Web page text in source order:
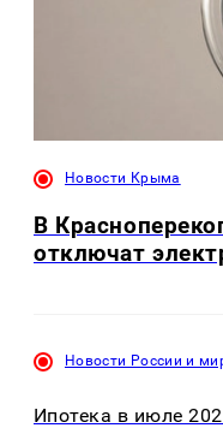
Новости Крыма
В
отключат
Новости России и
Ипотека в июле